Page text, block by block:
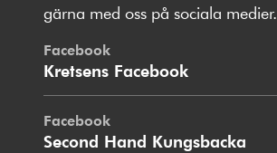
gärna med oss på sociala medier.
Facebook
Kretsens Facebook
Facebook
Second Hand Kungsbacka